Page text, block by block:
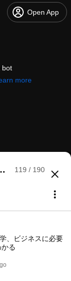
Open App
bot
more
学がイッキにわ
119 / 190
and the Math
All at Once
and Essential
Go
、ビジネスに必要
る